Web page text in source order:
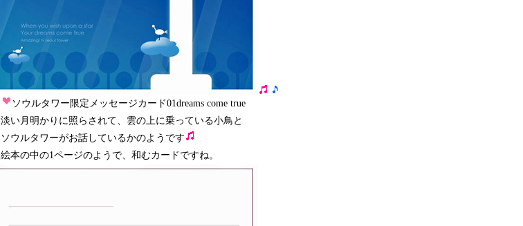
ソウルタワー限定メッセージカード01dreams come true
淡い月明かりに照らされて、雲の上に乗っている小鳥と
ソウルタワーがお話しているかのようです
絵本の中の1ページのようで、和むカードですね。